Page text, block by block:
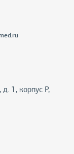
1, корпус Р,